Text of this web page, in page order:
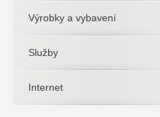
Výrobky a vybavení
Služby
Internet